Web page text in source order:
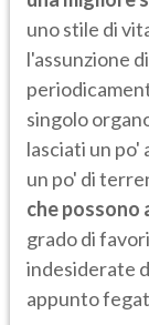
uno stile di
l'assunzione di
singolo
lasciati un
un po' di
che possono
grado di
indesiderate
appunto